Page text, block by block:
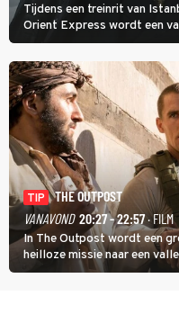
Tijdens een treinrit van
Orient Express wordt een
detective Hercule Poirot en
treinreizigers de dader is.
TIP
THE OUTPOST
VANAVOND 20:27 - 22:57· FILM
In The Outpost wordt een
heilloze missie naar een
overleeft daar een aanval?